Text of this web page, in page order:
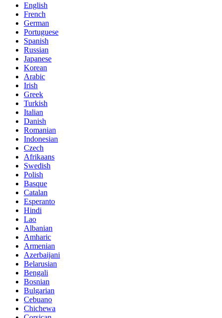
English
French
German
Portuguese
Spanish
Russian
Japanese
Korean
Arabic
Irish
Greek
Turkish
Italian
Danish
Romanian
Indonesian
Czech
Afrikaans
Swedish
Polish
Basque
Catalan
Esperanto
Hindi
Lao
Albanian
Amharic
Armenian
Azerbaijani
Belarusian
Bengali
Bosnian
Bulgarian
Cebuano
Chichewa